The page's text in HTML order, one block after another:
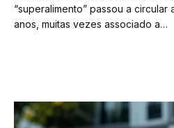
“superalimento” passou a circular
anos, muitas vezes associado a…